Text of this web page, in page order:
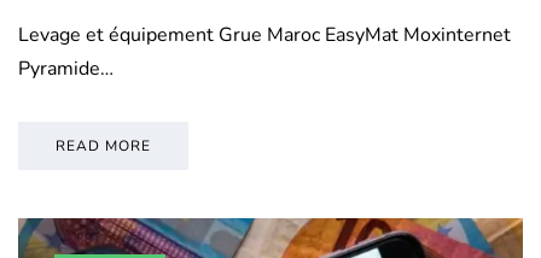
Levage et équipement Grue Maroc EasyMat Moxinternet
Pyramide…
READ MORE